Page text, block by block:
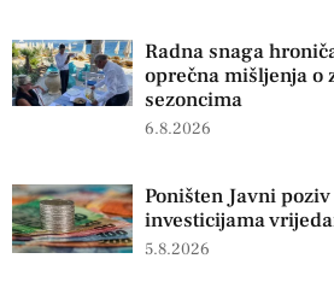
Radna snaga
oprečna mišljenja o
sezoncima
6.8.2026
Poništen Javni
investicijama
5.8.2026